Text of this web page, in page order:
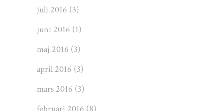
juli 2016 (3)
juni 2016 (1)
maj 2016 (3)
april 2016 (3)
mars 2016 (3)